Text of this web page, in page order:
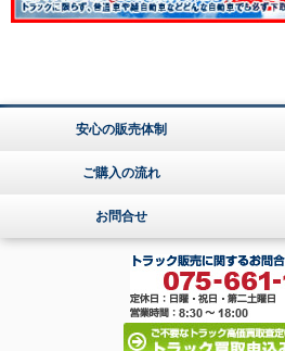
安心の販売体制
ご購入の流れ
お問合せ